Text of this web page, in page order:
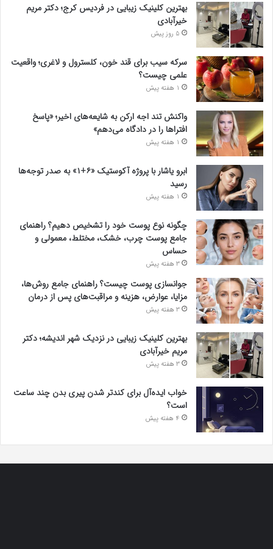
بهترین کلینیک زیبایی در فردیس کرج؛ دکتر مریم
خیرآبادی
5 روز پیش
سرکه سیب برای قند خون، کلسترول و لاغری؛ واقعیت
علمی چیست؟
1 هفته پیش
واکنش تند اجه ارکن به شایعه‌های اخیر؛ «پاسخ
افتراها را در دادگاه می‌دهم»
1 هفته پیش
ابرو یاشار با پروژه آکوستیک «۶+۱» به صدر توجه‌ها
رسید
1 هفته پیش
چگونه نوع پوست خود را تشخیص دهیم؟ راهنمای
جامع پوست چرب، خشک، مختلط، معمولی و
حساس
3 هفته پیش
جوانسازی پوست چیست؟ راهنمای جامع روش‌ها،
مزایا، عوارض، هزینه و مراقبت‌های پس از درمان
3 هفته پیش
بهترین کلینیک زیبایی در نزدیک شهر اندیشه؛ دکتر
مریم خیرآبادی
3 هفته پیش
خواب ایده‌آل برای کندتر شدن پیری بدن چند ساعت
است؟
4 هفته پیش